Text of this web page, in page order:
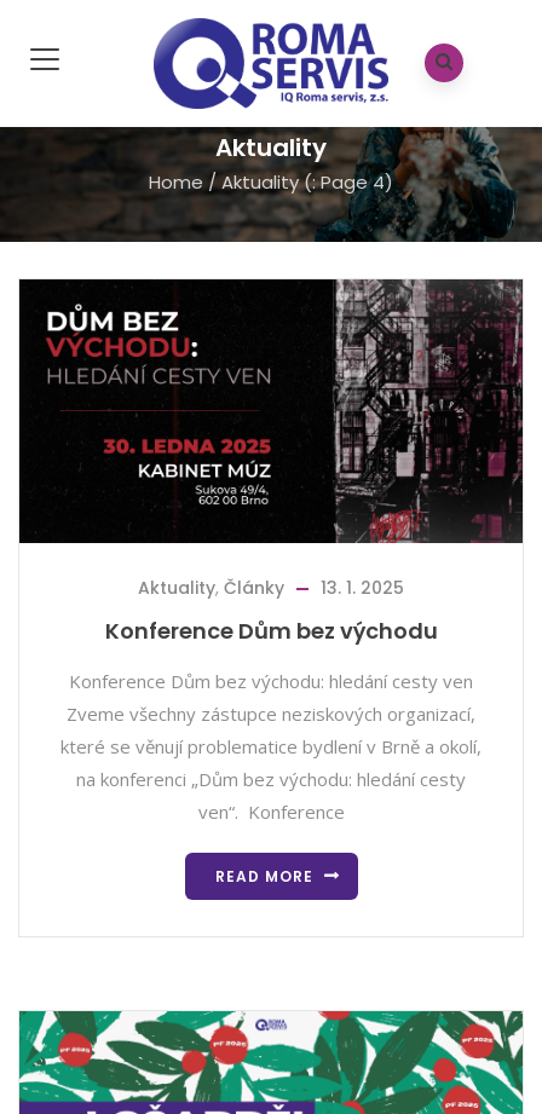
Aktuality
Home /Aktuality(: Page 4)
Aktuality, Články 13. 1. 2025
Konference Dům bez východu
Konference Dům bez východu: hledání cesty ven
Zveme všechny zástupce neziskových organizací,
které se věnují problematice bydlení v Brně a okolí,
na konferenci „Dům bez východu: hledání cesty
ven“. Konference
READ MORE